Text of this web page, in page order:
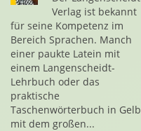
Verlag ist bekannt
für seine Kompetenz im
Bereich Sprachen. Manch
einer paukte Latein mit
einem Langenscheidt-
Lehrbuch oder das
praktische
Taschenwörterbuch in Gelb
mit dem großen...